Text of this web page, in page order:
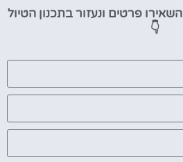
השאירו פרטים ונעזור בתכנון הטיול
👇